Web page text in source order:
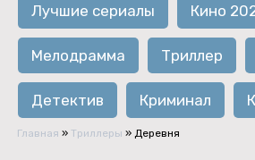
Лучшие сериалы Кино
Мелодрамма Триллер
Детектив Криминал
Главная » Триллеры » Деревня